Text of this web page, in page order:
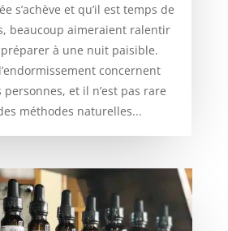
s’achève et qu’il est temps de
beaucoup aimeraient ralentir
à une nuit paisible.
concernent
et il n’est pas rare
méthodes naturelles...